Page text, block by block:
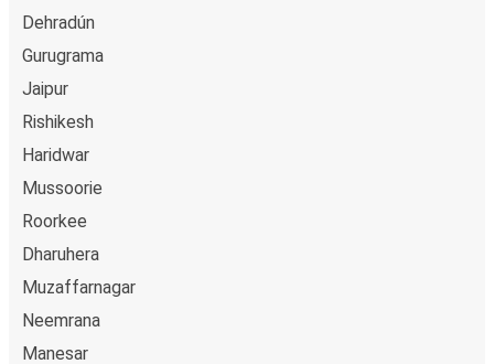
Dehradún
Gurugrama
Jaipur
Rishikesh
Haridwar
Mussoorie
Roorkee
Dharuhera
Muzaffarnagar
Neemrana
Manesar